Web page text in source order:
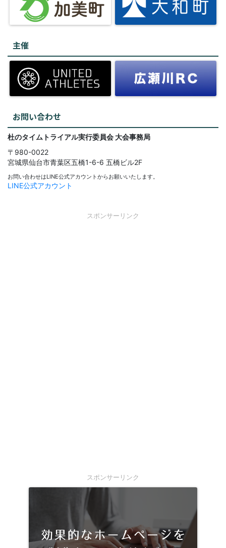
主催
お問い合わせ
杜のタイムトライアル実行委員会 大会事務局
〒980-0022
宮城県仙台市青葉区五橋1-6-6 五橋ビル2F
お問い合わせはLINE公式アカウントからお願いいたします。
LINE公式アカウント
スポンサーリンク
スポンサーリンク